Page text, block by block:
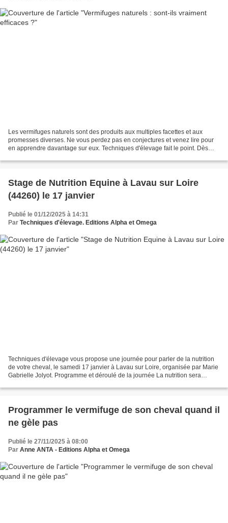
Les vermifuges naturels sont des produits aux multiples facettes et aux
promesses diverses. Ne vous perdez pas en conjectures et venez lire pour
en apprendre davantage sur eux. Techniques d'élevage fait le point. Dès
Stage de Nutrition Equine à Lavau sur Loire
(44260) le 17 janvier
Publié le 01/12/2025 à 14:31
Par Techniques d'élevage. Editions Alpha et Omega
Techniques d'élevage vous propose une journée pour parler de la nutrition
de votre cheval, le samedi 17 janvier à Lavau sur Loire, organisée par Marie
Gabrielle Jolyot. Programme et déroulé de la journée La nutrition sera
Programmer le vermifuge de son cheval quand il
ne gèle pas
Publié le 27/11/2025 à 08:00
Par Anne ANTA - Editions Alpha et Omega